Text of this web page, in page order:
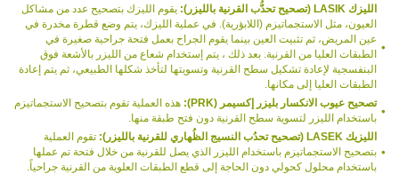
الليزك LASIK (تصحيح تحدُّب القرنية بالليزر):
يقوم الليزك بتصحيح عدد من مشاكل
العيون، مثل الاستجماتيزم (اللابؤرية). في عملية الليزك، يتم وضع قطرة مخدرة في
عين المريض، ثم تثبيت العين بينما يقوم الجراح بعمل فتحة جراحية صغيرة في
الطبقات العليا من القرنية. بعد ذلك ، يتم إستخدام شعاع من الليزر بالأشعة فوق
البنفسجية لإعادة تشكيل سطح القرنية وتسويتها لتأخذ شكلها الطبيعي، ثم يتم إعادة
الطبقات العليا إلى مكانها.
تصحيح عيوب الانكسار بليزر إكسيمر (PRK):
هذه العملية تقوم بتصحيح الاستجماتيزم
باستخدام الليزر لتسوية سطح القرنية دون فتح طبقة منها.
الليزيك LASEK (تصحيح تحدُب النسيج الظُهاري للقرنية بالليزر):
تقوم العملية
بتصحيح الاستجماتيزم باستخدام الليزر الذي يصل للقرنية من خلال فتحة تم عملها
باستخدام محلول كحولي دون الحاجة إلى قطع الطبقات العلوية من القرنية جراحياً.